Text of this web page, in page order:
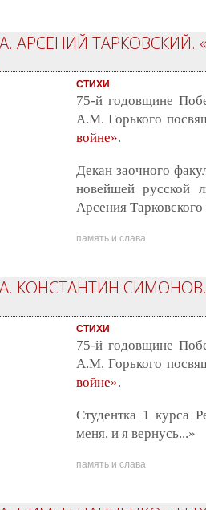
АРСЕНИЙ
СТИХИ
75-й годовщине
А.М. Горького
войне».
Декан заочного
новейшей русской
Арсения
память и слава
КОНСТАНТИН
СТИХИ
75-й годовщине
А.М. Горького
войне».
Студентка 1 курса
меня, и я вернусь...»
память и слава